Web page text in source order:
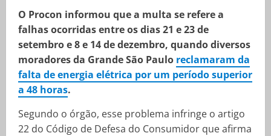
O Procon informou que a multa se refere a
falhas ocorridas entre os dias 21 e 23 de
setembro e 8 e 14 de dezembro, quando diversos
moradores da Grande São Paulo reclamaram da
falta de energia elétrica por um período superior
a 48 horas.
Segundo o órgão, esse problema infringe o artigo
22 do Código de Defesa do Consumidor que afirma